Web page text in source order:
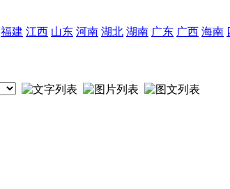
福建 江西 山东 河南 湖北 湖南 广东 广西 海南